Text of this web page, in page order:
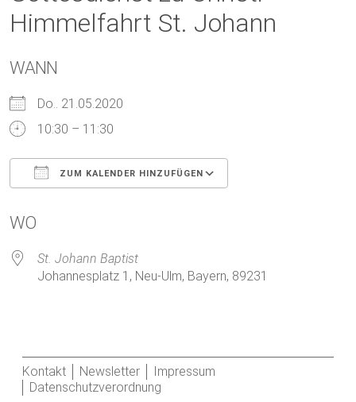
Himmelfahrt St. Johann
WANN
Do.. 21.05.2020
10:30 – 11:30
ZUM KALENDER HINZUFÜGEN
WO
St. Johann Baptist
Johannesplatz 1, Neu-Ulm, Bayern, 89231
Kontakt Newsletter
Impressum
Datenschutzverordnung